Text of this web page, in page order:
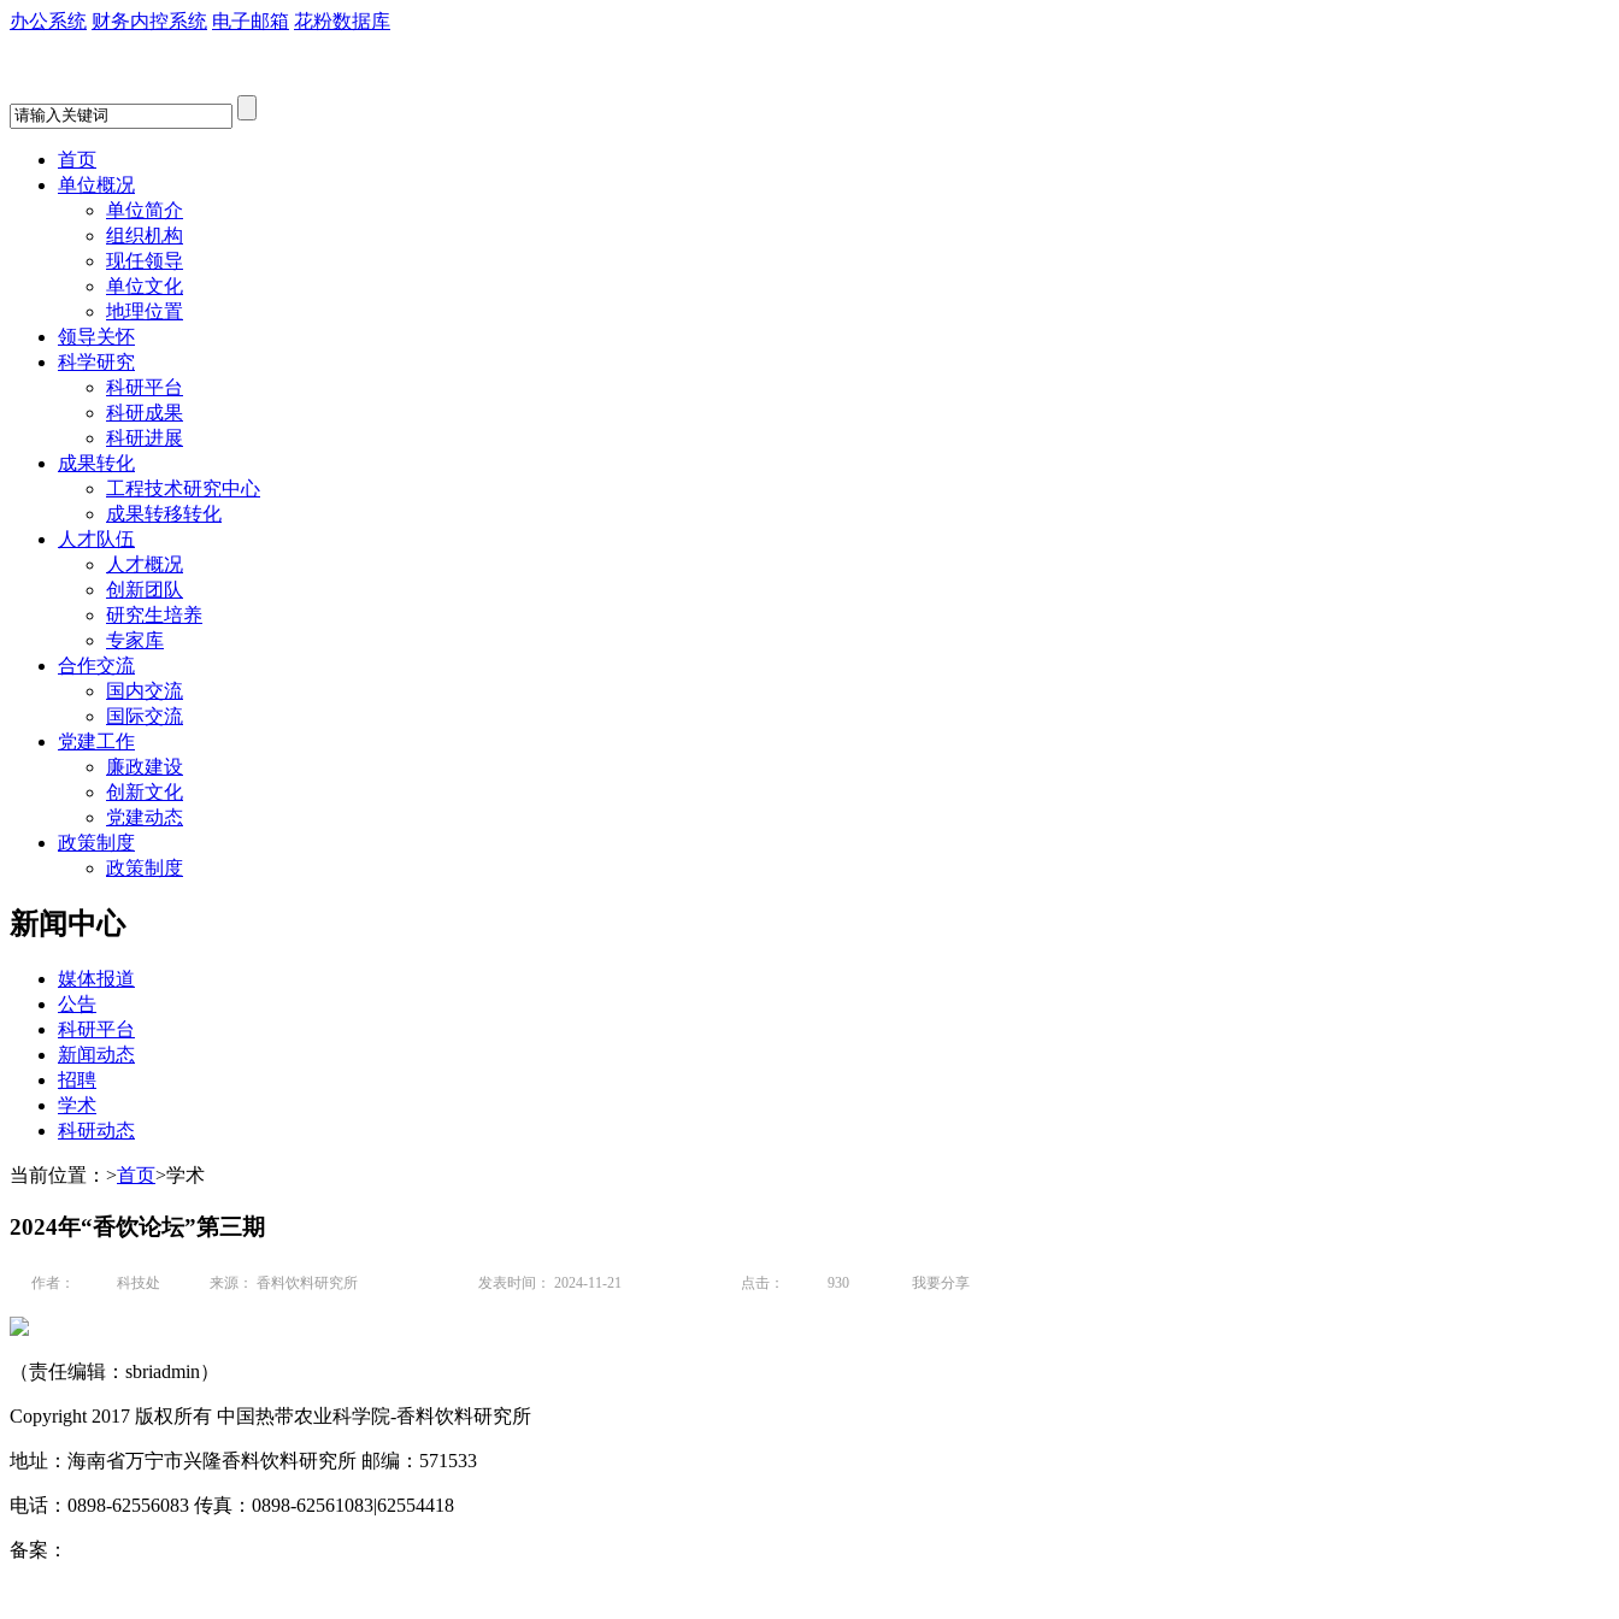
办公系统 财务内控系统 电子邮箱 花粉数据库
首页
单位概况
单位简介
组织机构
现任领导
单位文化
地理位置
领导关怀
科学研究
科研平台
科研成果
科研进展
成果转化
工程技术研究中心
成果转移转化
人才队伍
人才概况
创新团队
研究生培养
专家库
合作交流
国内交流
国际交流
党建工作
廉政建设
创新文化
党建动态
政策制度
政策制度
新闻中心
媒体报道
公告
科研平台
新闻动态
招聘
学术
科研动态
当前位置： >首页>学术
2024年“香饮论坛”第三期
作者： 科技处 来源： 香料饮料研究所 发表时间： 2024-11-21 点击： 930 我要分享
（责任编辑：sbriadmin）
Copyright 2017 版权所有 中国热带农业科学院-香料饮料研究所
地址：海南省万宁市兴隆香料饮料研究所 邮编：571533
电话：0898-62556083 传真：0898-62561083|62554418
备案：